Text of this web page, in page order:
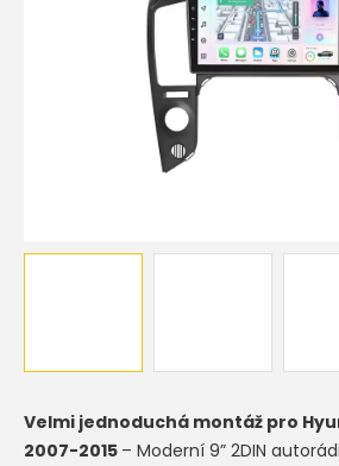
Velmi jednoduchá montáž pro
2007-2015 – Moderní 9” 2DIN